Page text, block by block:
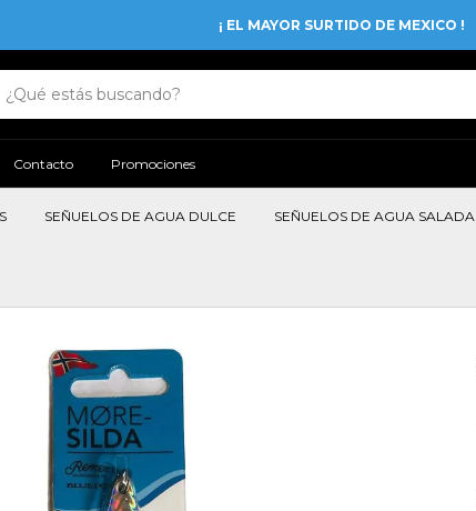
¡ EL MAYOR SURTIDO DE MEXICO !
Contacto Promociones
SEÑUELOS DE AGUA DULCE SEÑUELOS DE AGUA SALADA